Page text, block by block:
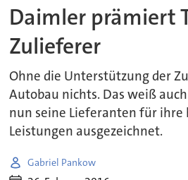
Daimler prämiert
Zulieferer
Ohne die Unterstützung der
Autobau nichts. Das weiß
nun seine Lieferanten für ihre
Leistungen ausgezeichnet.
Gabriel Pankow